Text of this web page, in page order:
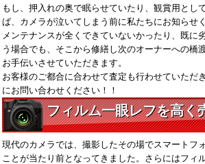
もし、押入れの奥で眠らせていたり、観賞用とし
ば、カメラが泣いてしまう前に私たちにお知らせく
メンテナンスが全くできていないかったり、既に
う場合でも、そこから修繕し次のオーナーへの橋
お手伝いさせていただきます。
お客様のご都合に合わせて査定も行わせていただ
にお問い合わせください！！
フィルム一眼レフを高く
現代のカメラでは、撮影したその場でスマートフ
ことが当たり前となってきました。さらにはフィ